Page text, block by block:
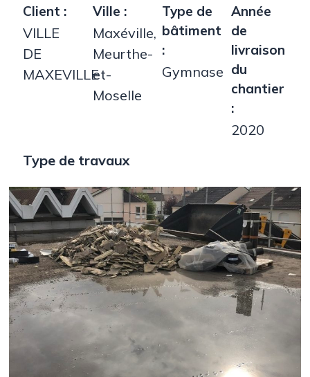
Client :
VILLE
DE
MAXEVILLE
Ville :
Maxéville,
Meurthe-
et-
Moselle
Type de
bâtiment
:
Gymnase
Année
de
livraison
du
chantier
:
2020
Type de travaux